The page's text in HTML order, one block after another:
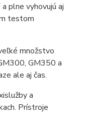
plne vyhovujú aj
testom
množstvo
GM350 a
ale aj čas.
a
Prístroje